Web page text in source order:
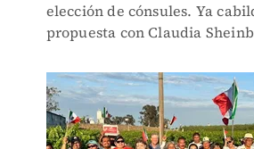
elección de cónsules. Ya
propuesta con Claudia